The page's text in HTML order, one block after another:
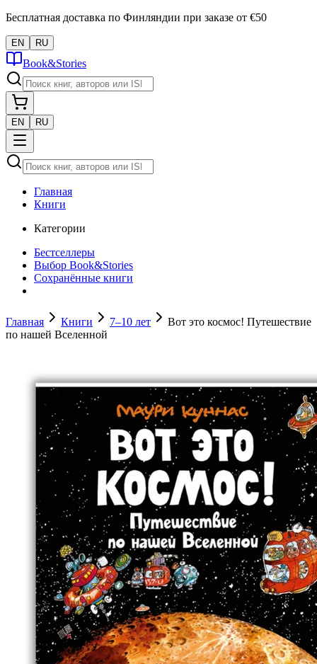
Бесплатная доставка по Финляндии при заказе от €50
EN RU
Book&Stories
EN RU
Главная
Книги
Категории
Бестселлеры
Выбор Book&Stories
Сохранённые книги
Главная Книги 7–10 лет
Вот это космос! Путешествие
по нашей Вселенной